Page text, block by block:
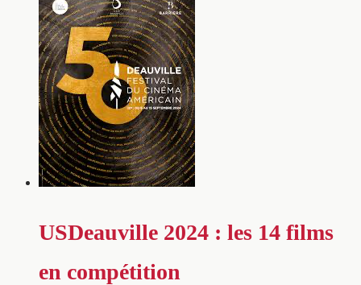
USDeauville 2024 : les 14 films
en compétition